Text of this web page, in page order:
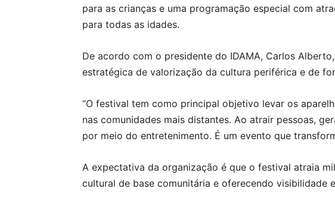
para as crianças e uma programação especial com
para todas as idades.
De acordo com o presidente do IDAMA, Carlos
estratégica de valorização da cultura periférica e de
“O festival tem como principal objetivo levar os
nas comunidades mais distantes. Ao atrair pessoas,
por meio do entretenimento. É um evento que
A expectativa da organização é que o festival atraia
cultural de base comunitária e oferecendo visibilidade